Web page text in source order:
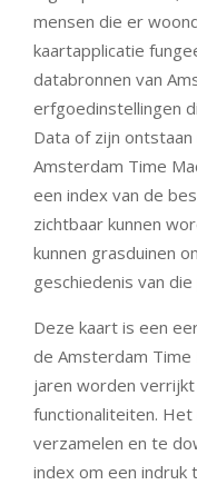
mensen die er
kaartapplicatie
databronnen van
erfgoedinstellingen
Data of zijn
Amsterdam Time
een index van de
zichtbaar kunnen
kunnen grasduinen
geschiedenis van die
Deze kaart is een
de Amsterdam Time
jaren worden
functionaliteiten.
verzamelen en te
index om een indruk